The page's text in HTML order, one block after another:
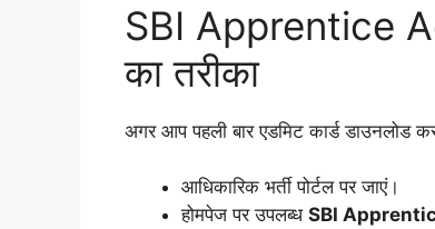
SBI Apprentice
का तरीका
अगर आप पहली बार एडमिट कार्ड डाउनलोड
आधिकारिक भर्ती पोर्टल पर जाएं।
होमपेज पर उपलब्ध SBI